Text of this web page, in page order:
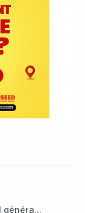
général